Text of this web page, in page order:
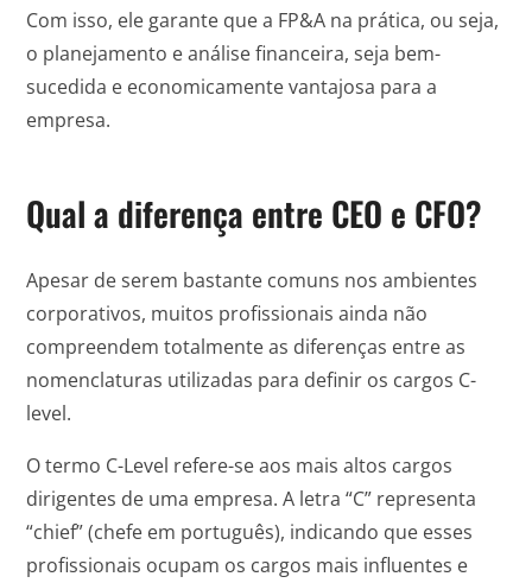
Com isso, ele garante que a FP&A na prática, ou seja,
o planejamento e análise financeira, seja bem-
sucedida e economicamente vantajosa para a
empresa.
Qual a diferença entre CEO e CFO?
Apesar de serem bastante comuns nos ambientes
corporativos, muitos profissionais ainda não
compreendem totalmente as diferenças entre as
nomenclaturas utilizadas para definir os cargos C-
level.
O termo C-Level refere-se aos mais altos cargos
dirigentes de uma empresa. A letra “C” representa
“chief” (chefe em português), indicando que esses
profissionais ocupam os cargos mais influentes e